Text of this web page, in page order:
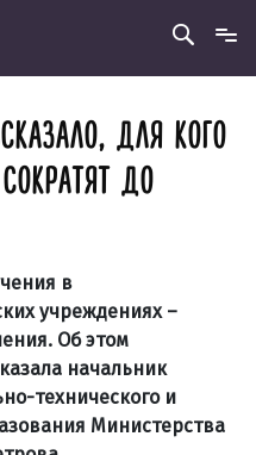
ДЛЯ КОГО
ДО
в
учреждениях –
Об этом
начальник
технического и
Министерства